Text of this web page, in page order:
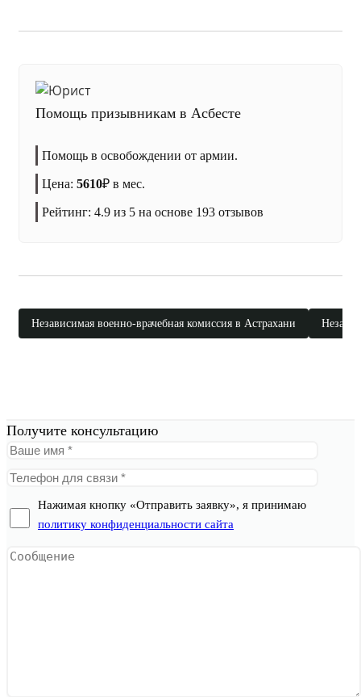
Помощь призывникам в Асбесте
Помощь в освобождении от армии.
Цена: 5610₽ в мес.
Рейтинг: 4.9 из 5 на основе 193 отзывов
Независимая военно-врачебная комиссия в Астрахани
Получите консультацию
Нажимая кнопку «Отправить заявку», я принимаю
политику конфиденциальности сайта